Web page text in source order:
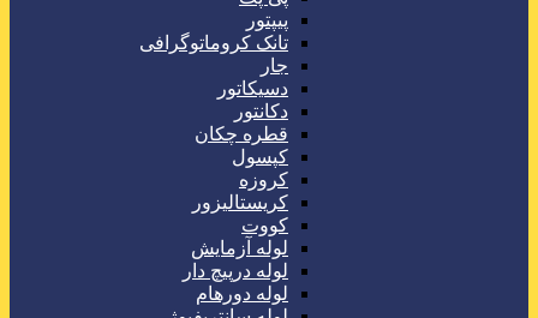
پیپتور
تانک کروماتوگرافی
جار
دسیکاتور
دکانتور
قطره چکان
کپسول
کروزه
کریستالیزور
کووت
لوله آزمایش
لوله درپیچ دار
لوله دورهام